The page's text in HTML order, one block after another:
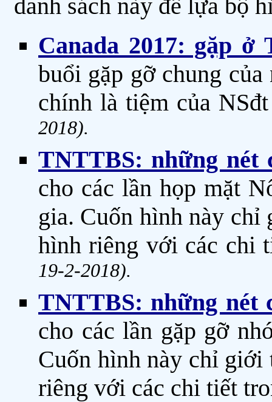
danh sách này để lựa bộ
Canada 2017: gặp ở
buổi gặp gỡ chung
chính là tiệm của
2018).
TNTTBS: những nét
cho các lần họp mặt
gia. Cuốn hình này chỉ
hình riêng với các chi
19-2-2018).
TNTTBS: những nét
cho các lần gặp gỡ
Cuốn hình này chỉ giới
riêng với các chi tiết